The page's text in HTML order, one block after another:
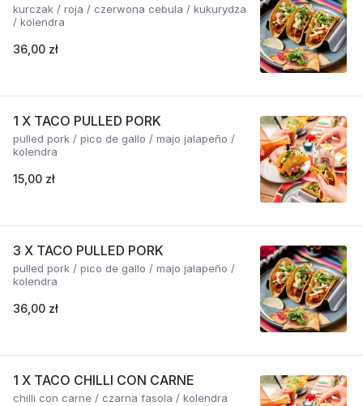
kurczak / roja / czerwona cebula / kukurydza
/ kolendra
36,00 zł
1 X TACO PULLED PORK
pulled pork / pico de gallo / majo jalapeño /
kolendra
15,00 zł
3 X TACO PULLED PORK
pulled pork / pico de gallo / majo jalapeño /
kolendra
36,00 zł
1 X TACO CHILLI CON CARNE
chilli con carne / czarna fasola / kolendra